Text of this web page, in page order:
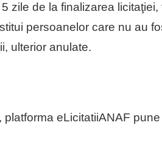
zile de la finalizarea
persoanelor care nu au
ulterior anulate.
eLicitatiiANAF